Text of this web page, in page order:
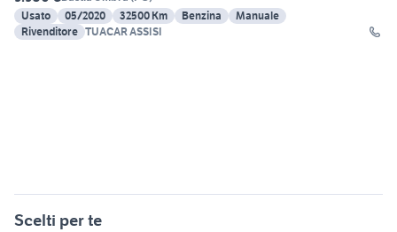
Usato
05/2020 32500 Km Benzina
Manuale
Rivenditore TUACAR ASSISI
Scelti per te